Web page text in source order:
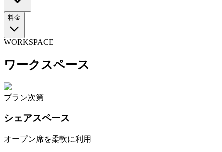
料金
WORKSPACE
ワークスペース
プラン次第
シェアスペース
オープン席を柔軟に利用